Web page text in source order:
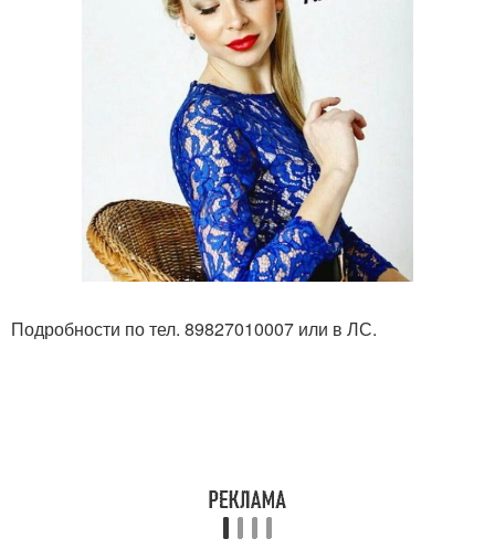
Подробности по тел. 89827010007 или в ЛС.